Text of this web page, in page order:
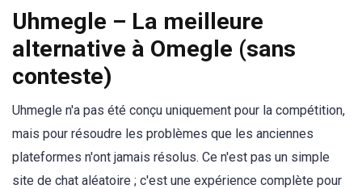
Uhmegle – La meilleure
alternative à Omegle (sans
conteste)
Uhmegle n'a pas été conçu uniquement pour la compétition,
mais pour résoudre les problèmes que les anciennes
plateformes n'ont jamais résolus. Ce n'est pas un simple
site de chat aléatoire ; c'est une expérience complète pour